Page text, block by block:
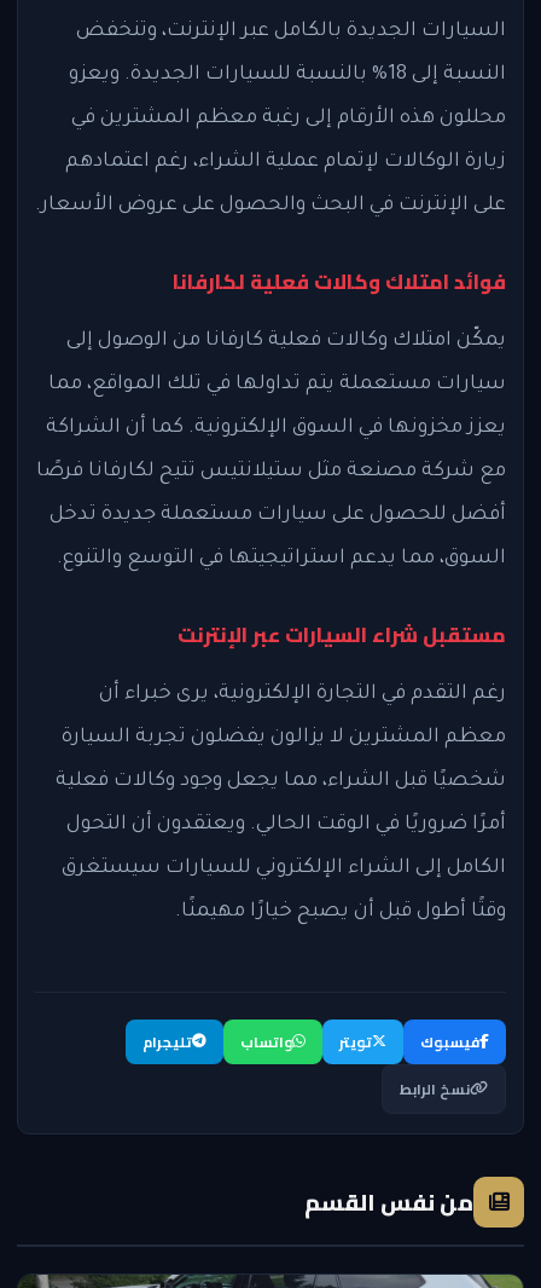
السيارات الجديدة بالكامل عبر الإنترنت، وتنخفض
النسبة إلى 18% بالنسبة للسيارات الجديدة. ويعزو
محللون هذه الأرقام إلى رغبة معظم المشترين في
زيارة الوكالات لإتمام عملية الشراء، رغم اعتمادهم
على الإنترنت في البحث والحصول على عروض الأسعار.
فوائد امتلاك وكالات فعلية لكارفانا
يمكّن امتلاك وكالات فعلية كارفانا من الوصول إلى
سيارات مستعملة يتم تداولها في تلك المواقع، مما
يعزز مخزونها في السوق الإلكترونية. كما أن الشراكة
مع شركة مصنعة مثل ستيلانتيس تتيح لكارفانا فرصًا
أفضل للحصول على سيارات مستعملة جديدة تدخل
السوق، مما يدعم استراتيجيتها في التوسع والتنوع.
مستقبل شراء السيارات عبر الإنترنت
رغم التقدم في التجارة الإلكترونية، يرى خبراء أن
معظم المشترين لا يزالون يفضلون تجربة السيارة
شخصيًا قبل الشراء، مما يجعل وجود وكالات فعلية
أمرًا ضروريًا في الوقت الحالي. ويعتقدون أن التحول
الكامل إلى الشراء الإلكتروني للسيارات سيستغرق
وقتًا أطول قبل أن يصبح خيارًا مهيمنًا.
فيسبوك تويتر واتساب
تليجرام
نسخ الرابط
من نفس القسم